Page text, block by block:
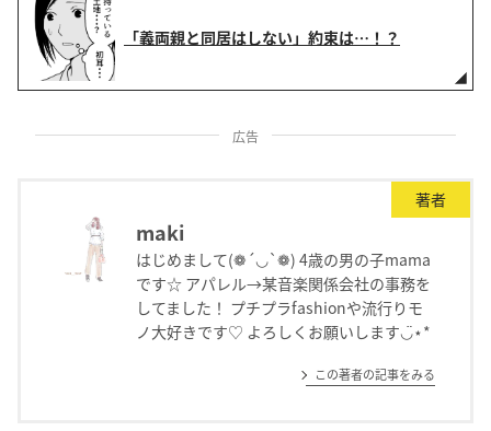
「義両親と同居はしない」約束は…！？
広告
著者
maki
はじめまして(❁´◡`❁) 4歳の男の子mama
です☆ アパレル→某音楽関係会社の事務を
してました！ プチプラfashionや流行りモ
ノ大好きです♡ よろしくお願いします◡̈⋆*
この著者の記事をみる